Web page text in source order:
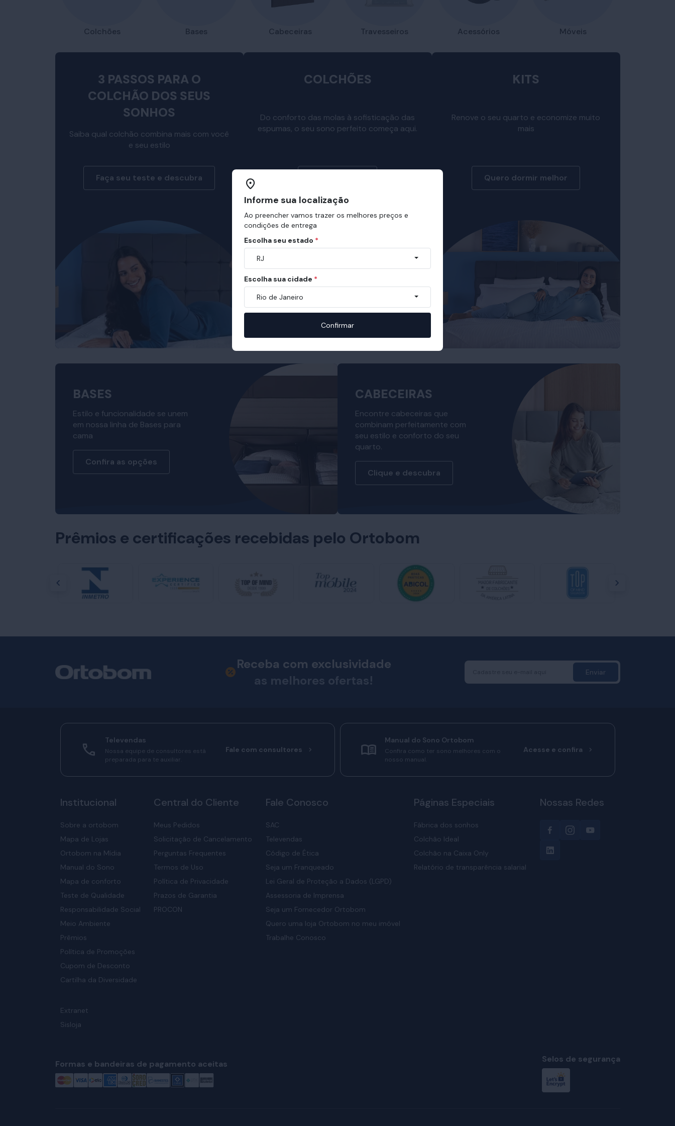
Colchões Bases Cabeceiras Travesseiros Acessórios Móveis
3 PASSOS PARA O
COLCHÃO DOS SEUS
SONHOS
Saiba qual colchão combina mais com você
e seu estilo
Faça seu teste e descubra
COLCHÕES
Do conforto das molas à sofisticação das
espumas, o seu sono perfeito começa aqui.
KITS
Renove o seu quarto e economize muito
mais
Quero dormir melhor
BASES
Estilo e funcionalidade se unem
em nossa linha de Bases para
cama
Confira as opções
CABECEIRAS
Encontre cabeceiras que
combinam perfeitamente com
seu estilo e conforto do seu
quarto.
Clique e descubra
Prêmios e certificações recebidas pelo Ortobom
Receba com exclusividade
as melhores ofertas!
Enviar
Televendas
Nossa equipe de consultores está
preparada para te auxiliar.
Fale com consultores
Manual do Sono Ortobom
Confira como ter sono melhores com o
nosso manual.
Acesse e confira
Institucional
Sobre a ortobom
Mapa de Lojas
Ortobom na Mídia
Manual do Sono
Mapa de conforto
Teste de Qualidade
Responsabilidade Social
Meio Ambiente
Prêmios
Política de Promoções
Cupom de Desconto
Cartilha da Diversidade
Extranet
Sisloja
Central do Cliente
Meus Pedidos
Solicitação de Cancelamento
Perguntas Frequentes
Termos de Uso
Política de Privacidade
Prazos de Garantia
PROCON
Fale Conosco
SAC
Televendas
Código de Ética
Seja um Franqueado
Lei Geral de Proteção a Dados (LGPD)
Assessoria de Imprensa
Seja um Fornecedor Ortobom
Quero uma loja Ortobom no meu imóvel
Trabalhe Conosco
Páginas Especiais
Fábrica dos sonhos
Colchão Ideal
Colchão na Caixa Only
Relatório de transparência salarial
Nossas Redes
Formas e bandeiras de pagamento aceitas Selos de segurança
Informe sua localização
Ao preencher vamos trazer os melhores preços e
condições de entrega
Escolha seu estado *
RJ
Escolha sua cidade *
Rio de Janeiro
Confirmar